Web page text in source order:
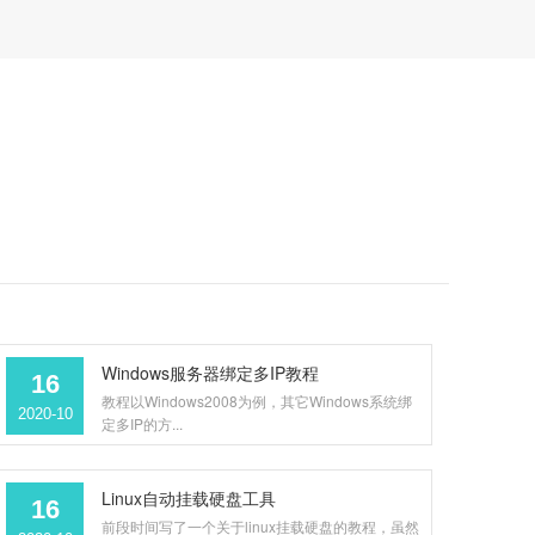
16
2020-10
Windows服务器绑定多IP教程
教程以Windows2008为例，其它Windows系统绑
定多IP的方...
16 Linux自动挂载硬盘工具
前段时间写了一个关于linux挂载硬盘的教程，虽然